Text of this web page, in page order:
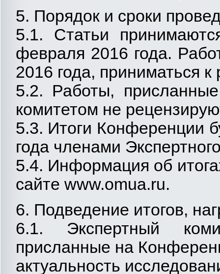
5. Порядок и сроки
5.1. Статьи
февраля 2016 года.
2016 года, приниматься
5.2. Работы,
комитетом не
5.3. Итоги Конференции
года членами
5.4. Информация об
сайте www.omuа.ru.
6. Подведение итогов,
6.1. Экспертный
присланные на
актуальность